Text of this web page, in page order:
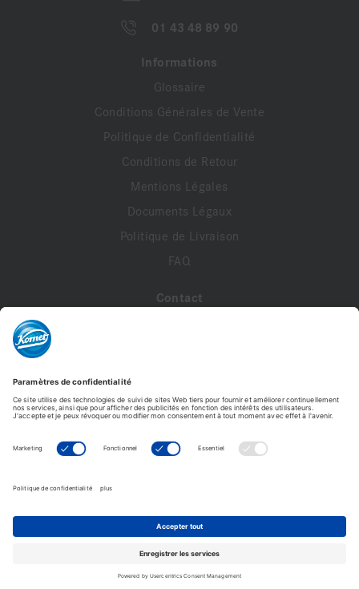
01 43 48 89 90
Informations
Glossaire
Conditions Générales de Vente
Politique de Confidentialité
Conditions de Retour
Mentions Légales
Documents Légaux
Politique de Livraison
FAQ
Contact
Profil de compte
Commandes
Komet France - Copyright © 2026 - Tous droits réservés -
Reproduction interdite. © Photos non contractuelles.